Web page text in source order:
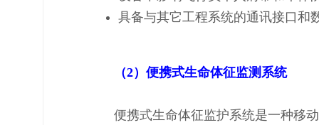
具备与其它工程系统的通讯接口和
（2）便携式生命体征监测系统
便携式生命体征监护系统是一种移